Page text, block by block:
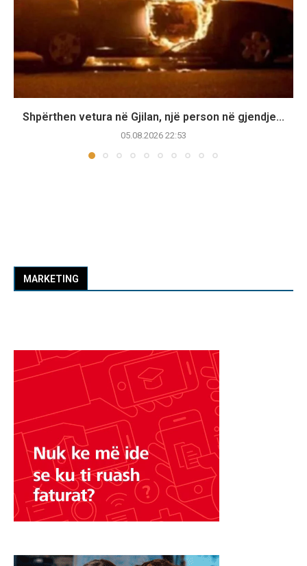
Shpërthen vetura në Gjilan, një person në gjendje...
05.08.2026 22:53
MARKETING